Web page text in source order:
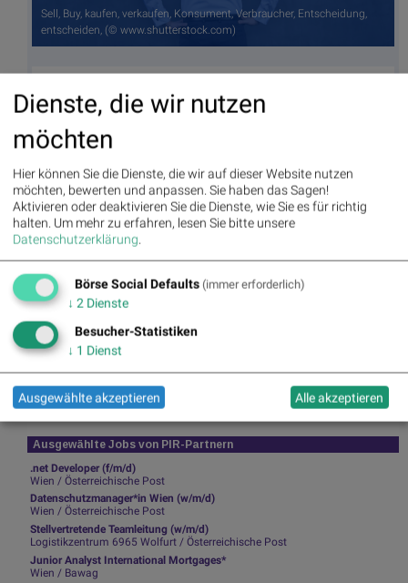
Sell, Buy, kaufen, verkaufen, Konsument, Verbraucher, Entscheidung,
entscheiden, (© www.shutterstock.com)
Christine
Börse Social Network/Magazine
Die Useletter "Morning Xpresso" und
garantiert.
Newsletter abonnieren
Runplugged
Infos über neue Financial Literacy
Ausgewählte Jobs von PIR-Partnern
.net Developer (f/m/d)
Wien / Österreichische Post
Datenschutzmanager*in Wien (w/m/d)
Wien / Österreichische Post
Stellvertretende Teamleitung (w/m/d)
Logistikzentrum 6965 Wolfurt / Österreichische Post
Junior Analyst International Mortgages*
Wien / Bawag
Dienste, die wir nutzen
möchten
Hier können Sie die Dienste, die wir auf dieser Website nutzen
möchten, bewerten und anpassen. Sie haben das Sagen!
Aktivieren oder deaktivieren Sie die Dienste, wie Sie es für richtig
halten. Um mehr zu erfahren, lesen Sie bitte unsere
Datenschutzerklärung.
Börse Social Defaults (immer erforderlich)
↓ 2 Dienste
Besucher-Statistiken
↓ 1 Dienst
Ausgewählte akzeptieren Alle akzeptieren